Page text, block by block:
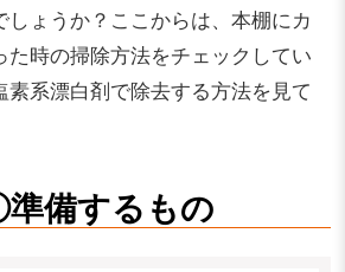
ょうか？ここからは、本棚にカ
た時の掃除方法をチェックしてい
素系漂白剤で除去する方法を見て
備するもの